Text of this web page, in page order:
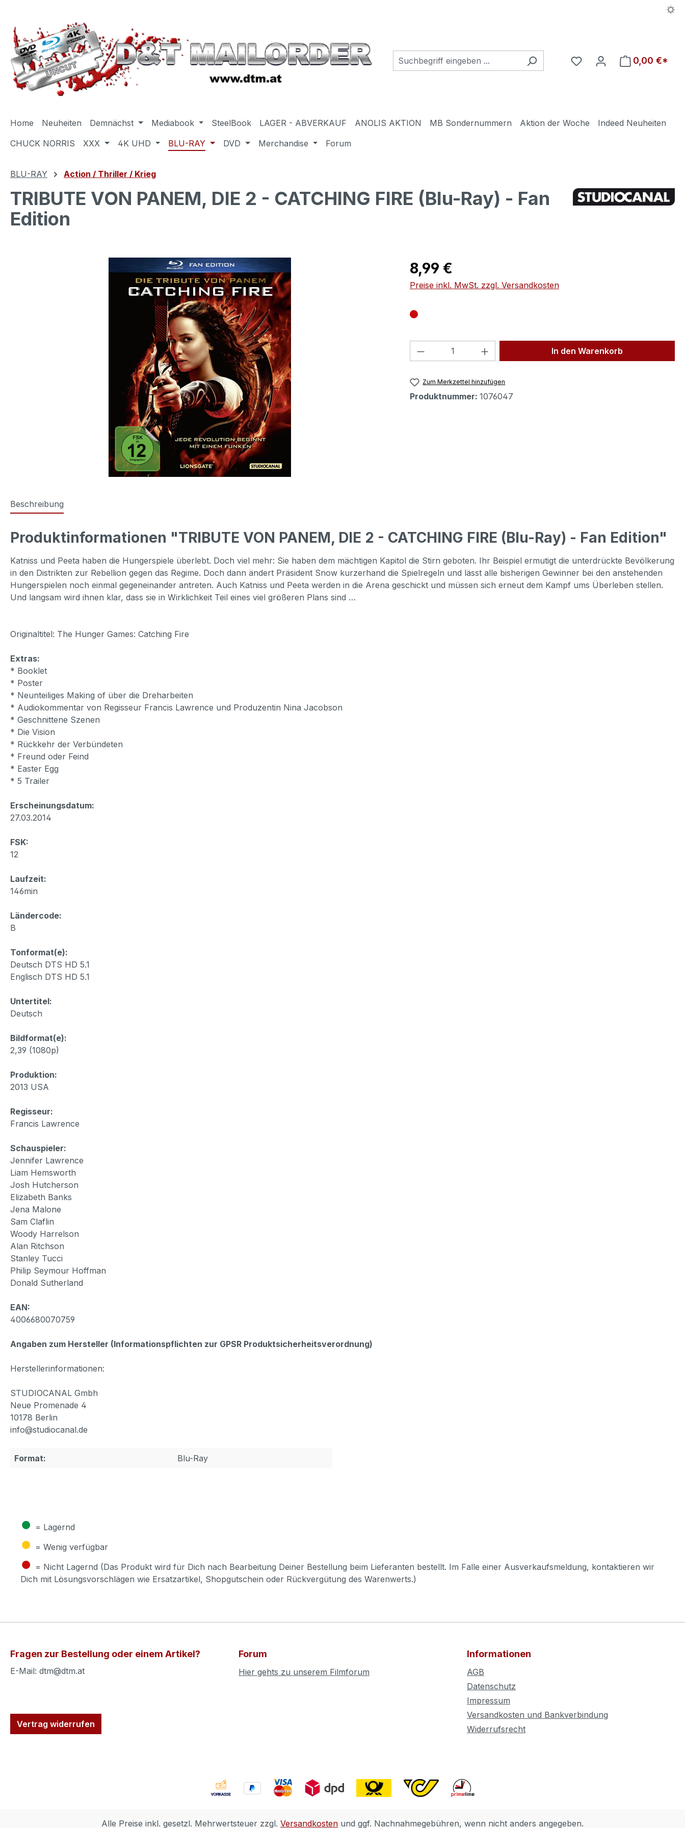
Du hast 0 Produkte auf
0,00 €*
Home Neuheiten Demnächst Mediabook SteelBook LAGER - ABVERKAUF ANOLIS AKTION MB Sondernummern Aktion der Woche
Indeed Neuheiten
CHUCK NORRIS
XXX 4K UHD BLU-RAY DVD Merchandise Forum
BLU-RAY Action / Thriller / Krieg
TRIBUTE VON PANEM, DIE 2 - CATCHING FIRE (Blu-Ray) - Fan
Edition
Regulärer Preis:
8,99 €
Preise inkl. MwSt. zzgl. Versandkosten
Produkt Anzahl: Gib den gewünschten Wert
In den Warenkorb
Zum Merkzettel hinzufügen
Produktnummer: 1076047
Beschreibung
Produktinformationen "TRIBUTE VON PANEM, DIE 2 - CATCHING FIRE (Blu-Ray) - Fan Edition"
Katniss und Peeta haben die Hungerspiele überlebt. Doch viel mehr: Sie haben dem mächtigen Kapitol die Stirn geboten. Ihr Beispiel ermutigt die unterdrückte Bevölkerung
in den Distrikten zur Rebellion gegen das Regime. Doch dann ändert Präsident Snow kurzerhand die Spielregeln und lässt alle bisherigen Gewinner bei den anstehenden
Hungerspielen noch einmal gegeneinander antreten. Auch Katniss und Peeta werden in die Arena geschickt und müssen sich erneut dem Kampf ums Überleben stellen.
Und langsam wird ihnen klar, dass sie in Wirklichkeit Teil eines viel größeren Plans sind …
Originaltitel: The Hunger Games: Catching Fire
Extras:
* Booklet
* Poster
* Neunteiliges Making of über die Dreharbeiten
* Audiokommentar von Regisseur Francis Lawrence und Produzentin Nina Jacobson
* Geschnittene Szenen
* Die Vision
* Rückkehr der Verbündeten
* Freund oder Feind
* Easter Egg
* 5 Trailer
Erscheinungsdatum:
27.03.2014
FSK:
12
Laufzeit:
146min
Ländercode:
B
Tonformat(e):
Deutsch DTS HD 5.1
Englisch DTS HD 5.1
Untertitel:
Deutsch
Bildformat(e):
2,39 (1080p)
Produktion:
2013 USA
Regisseur:
Francis Lawrence
Schauspieler:
Jennifer Lawrence
Liam Hemsworth
Josh Hutcherson
Elizabeth Banks
Jena Malone
Sam Claflin
Woody Harrelson
Alan Ritchson
Stanley Tucci
Philip Seymour Hoffman
Donald Sutherland
EAN:
4006680070759
Angaben zum Hersteller (Informationspflichten zur GPSR Produktsicherheitsverordnung)
Herstellerinformationen:
STUDIOCANAL Gmbh
Neue Promenade 4
10178 Berlin
info@studiocanal.de
Format: Blu-Ray
● = Lagernd
● = Wenig verfügbar
● = Nicht Lagernd (Das Produkt wird für Dich nach Bearbeitung Deiner Bestellung beim Lieferanten bestellt. Im Falle einer Ausverkaufsmeldung, kontaktieren wir
Dich mit Lösungsvorschlägen wie Ersatzartikel, Shopgutschein oder Rückvergütung des Warenwerts.)
Fragen zur Bestellung oder einem Artikel?
E-Mail: dtm@dtm.at
Vertrag widerrufen
Forum
Hier gehts zu unserem Filmforum
Informationen
AGB
Datenschutz
Impressum
Versandkosten und Bankverbindung
Widerrufsrecht
Alle Preise inkl. gesetzl. Mehrwertsteuer zzgl. Versandkosten und ggf. Nachnahmegebühren, wenn nicht anders angegeben.